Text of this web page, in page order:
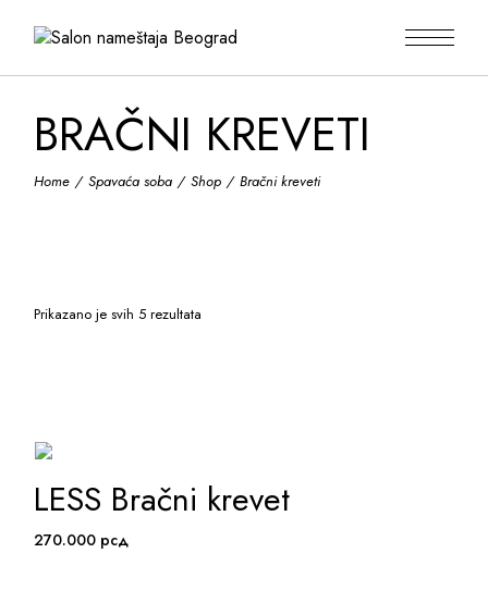
BRAČNI KREVETI
Home Spavaća soba Shop Bračni kreveti
Prikazano je svih 5 rezultata
LESS Bračni krevet
270.000 рсд